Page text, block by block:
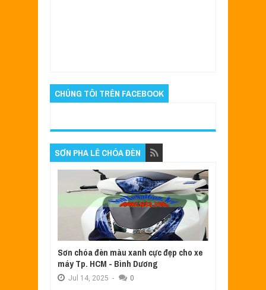
CHÚNG TÔI TRÊN FACEBOOK
SƠN PHA LÊ CHÓA ĐÈN
Sơn chóa đèn màu xanh cực đẹp cho xe
máy Tp. HCM - Bình Dương
Jul 14, 2025 - 0